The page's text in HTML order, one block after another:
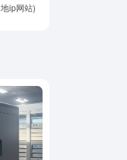
ip网站)